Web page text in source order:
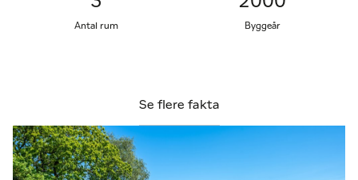
bymiljø. Desuden nem adgang til offentlig transport
som gør pendling til en leg.
Antal rum Byggeår
Se flere fakta